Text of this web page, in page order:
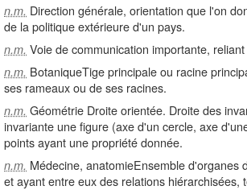
n.m. Direction générale, orientation que l'on
de la politique extérieure d'un pays.
n.m. Voie de communication importante,
n.m. BotaniqueTige principale ou racine
ses rameaux ou de ses racines.
n.m. Géométrie Droite orientée. Droite des
invariante une figure (axe d'un cercle, axe
points ayant une propriété donnée.
n.m. Médecine, anatomieEnsemble d'organes
et ayant entre eux des relations hiérarchisées,